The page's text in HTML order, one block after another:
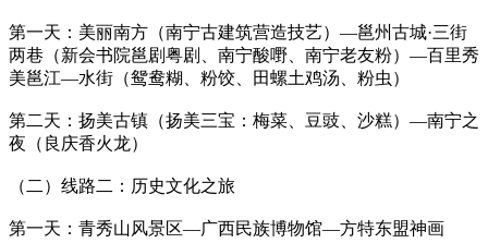
第一天：美丽南方（南宁古建筑营造技艺）—邕州古城·三街
两巷（新会书院邕剧粤剧、南宁酸嘢、南宁老友粉）—百里秀
美邕江—水街（鸳鸯糊、粉饺、田螺土鸡汤、粉虫）
第二天：扬美古镇（扬美三宝：梅菜、豆豉、沙糕）—南宁之
夜（良庆香火龙）
（二）线路二：历史文化之旅
第一天：青秀山风景区—广西民族博物馆—方特东盟神画